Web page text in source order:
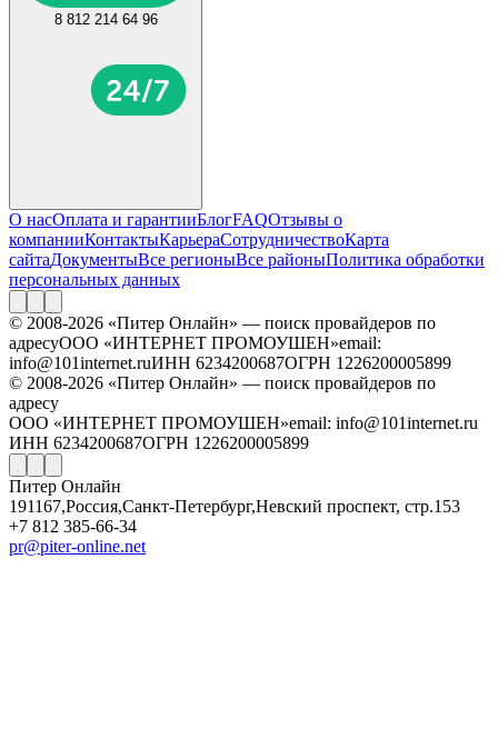
8 812 214 64 96
О насОплата и гарантииБлогFAQОтзывы о
компанииКонтактыКарьераСотрудничествоКарта
сайтаДокументыВсе регионыВсе районыПолитика обработки
персональных данных
© 2008-2026 «Питер Онлайн» — поиск провайдеров по
адресуООО «ИНТЕРНЕТ ПРОМОУШЕН»email:
info@101internet.ruИНН 6234200687ОГРН 1226200005899
© 2008-2026 «Питер Онлайн» — поиск провайдеров по
адресу
ООО «ИНТЕРНЕТ ПРОМОУШЕН»email: info@101internet.ru
ИНН 6234200687ОГРН 1226200005899
Питер Онлайн
191167,Россия,Санкт-Петербург,Невский проспект, стр.153
+7 812 385-66-34
pr@piter-online.net